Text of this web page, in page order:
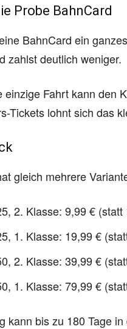
Probe BahnCard
BahnCard ein
zahlst deutlich weniger.
einzige Fahrt kann den
Tickets lohnt sich das
gleich mehrere
2. Klasse: 9,99 € (statt
1. Klasse: 19,99 €
2. Klasse: 39,99 €
1. Klasse: 79,99 €
kann bis zu 180 Tage